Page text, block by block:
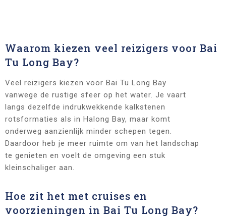
Waarom kiezen veel reizigers voor Bai
Tu Long Bay?
Veel reizigers kiezen voor Bai Tu Long Bay
vanwege de rustige sfeer op het water. Je vaart
langs dezelfde indrukwekkende kalkstenen
rotsformaties als in Halong Bay, maar komt
onderweg aanzienlijk minder schepen tegen.
Daardoor heb je meer ruimte om van het landschap
te genieten en voelt de omgeving een stuk
kleinschaliger aan.
Hoe zit het met cruises en
voorzieningen in Bai Tu Long Bay?